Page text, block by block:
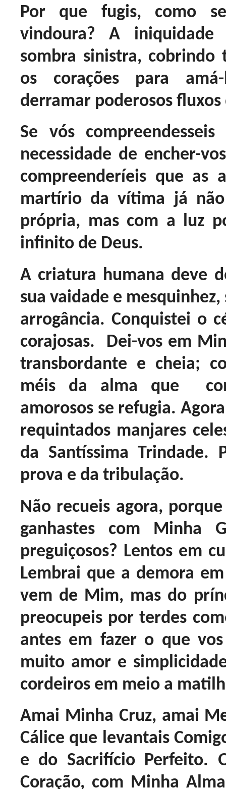
Por que fugis, como
vindoura? A
sombra sinistra, cobrindo
os corações para
derramar poderosos fluxos
Se vós
necessidade de encher-
compreenderíeis que as
martírio da vítima já
própria, mas com a luz
infinito de Deus.
A criatura humana deve
sua vaidade e
arrogância. Conquistei o
corajosas. Dei-vos em
transbordante e cheia;
méis da alma que
amorosos se refugia.
requintados manjares
da Santíssima Trindade.
prova e da tribulação.
Não recueis agora,
ganhastes com Minha
preguiçosos? Lentos em
Lembrai que a demora
vem de Mim, mas do
preocupeis por terdes
antes em fazer o que
muito amor e
cordeiros em meio a
Amai Minha Cruz, amai
Cálice que levantais
e do Sacrifício Perfeito.
Coração, com Minha